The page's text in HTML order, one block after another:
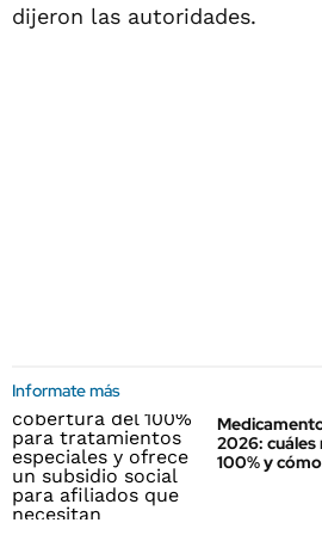
dijeron las autoridades.
Informate más
2026:
100% y